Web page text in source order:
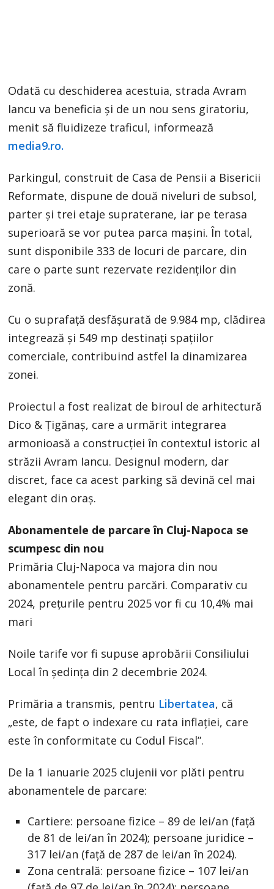
Odată cu deschiderea acestuia, strada Avram
Iancu va beneficia și de un nou sens giratoriu,
menit să fluidizeze traficul, informează
media9.ro.
Parkingul, construit de Casa de Pensii a Bisericii
Reformate, dispune de două niveluri de subsol,
parter și trei etaje supraterane, iar pe terasa
superioară se vor putea parca mașini. În total,
sunt disponibile 333 de locuri de parcare, din
care o parte sunt rezervate rezidenților din
zonă.
Cu o suprafață desfășurată de 9.984 mp, clădirea
integrează și 549 mp destinați spațiilor
comerciale, contribuind astfel la dinamizarea
zonei.
Proiectul a fost realizat de biroul de arhitectură
Dico & Țigănaș, care a urmărit integrarea
armonioasă a construcției în contextul istoric al
străzii Avram Iancu. Designul modern, dar
discret, face ca acest parking să devină cel mai
elegant din oraș.
Abonamentele de parcare în Cluj-Napoca se
scumpesc din nou
Primăria Cluj-Napoca va majora din nou
abonamentele pentru parcări. Comparativ cu
2024, prețurile pentru 2025 vor fi cu 10,4% mai
mari
Noile tarife vor fi supuse aprobării Consiliului
Local în ședința din 2 decembrie 2024.
Primăria a transmis, pentru Libertatea, că
„este, de fapt o indexare cu rata inflației, care
este în conformitate cu Codul Fiscal”.
De la 1 ianuarie 2025 clujenii vor plăti pentru
abonamentele de parcare:
Cartiere: persoane fizice – 89 de lei/an (față
de 81 de lei/an în 2024); persoane juridice –
317 lei/an (față de 287 de lei/an în 2024).
Zona centrală: persoane fizice – 107 lei/an